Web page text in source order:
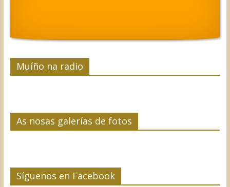
Muíño na radio
As nosas galerías de fotos
Síguenos en Facebook